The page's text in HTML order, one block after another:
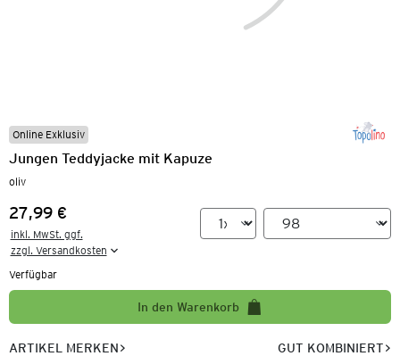
Online Exklusiv
Jungen Teddyjacke mit Kapuze
oliv
Preis:
27,99 €
inkl. MwSt. ggf.
zzgl. Versandkosten
Verfügbar
In den Warenkorb
ARTIKEL MERKEN GUT KOMBINIERT